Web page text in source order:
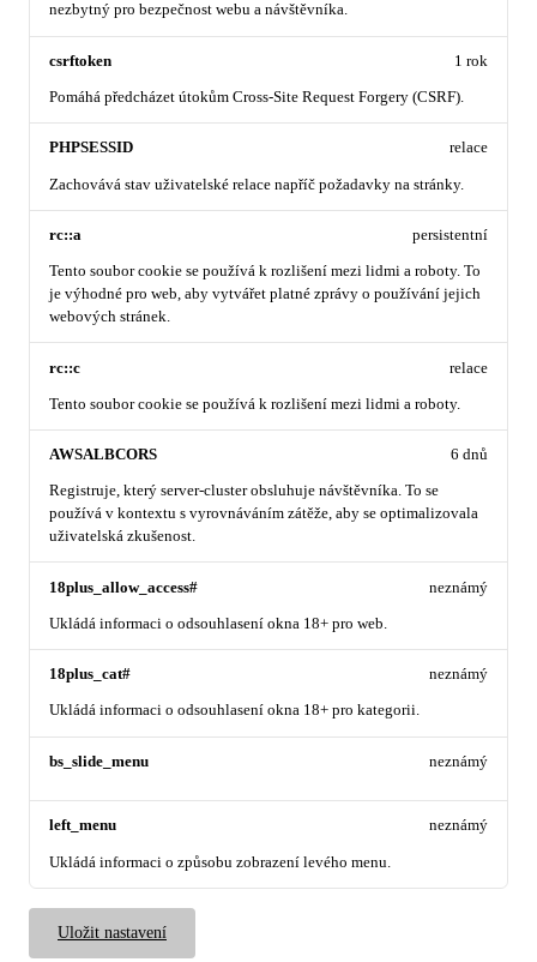
nezbytný pro bezpečnost webu a návštěvníka.
csrftoken
Pomáhá předcházet útokům Cross-Site Request Forgery (CSRF).
1 rok
PHPSESSID
Zachovává stav uživatelské relace napříč požadavky na stránky.
relace
rc::a
Tento soubor cookie se používá k rozlišení mezi lidmi a roboty. To
je výhodné pro web, aby vytvářet platné zprávy o používání jejich
webových stránek.
persistentní
rc::c
Tento soubor cookie se používá k rozlišení mezi lidmi a roboty.
relace
AWSALBCORS
Registruje, který server-cluster obsluhuje návštěvníka. To se
používá v kontextu s vyrovnáváním zátěže, aby se optimalizovala
uživatelská zkušenost.
6 dnů
18plus_allow_access#
Ukládá informaci o odsouhlasení okna 18+ pro web.
neznámý
18plus_cat#
Ukládá informaci o odsouhlasení okna 18+ pro kategorii.
neznámý
bs_slide_menu neznámý
left_menu
Ukládá informaci o způsobu zobrazení levého menu.
neznámý
Uložit nastavení